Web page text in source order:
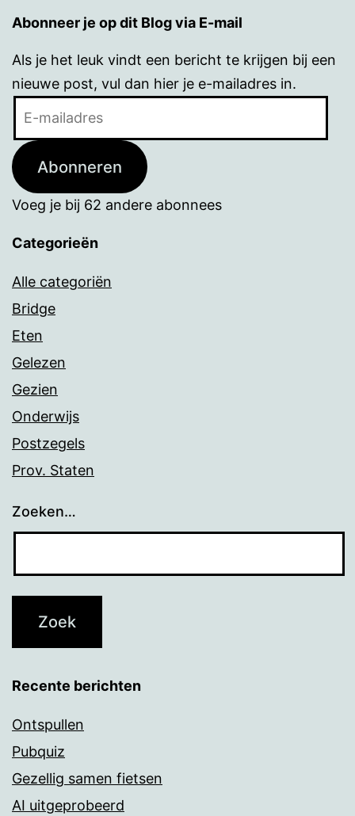
Abonneer je op dit Blog via E-mail
Als je het leuk vindt een bericht te krijgen bij een
nieuwe post, vul dan hier je e-mailadres in.
Abonneren
Voeg je bij 62 andere abonnees
Categorieën
Alle categoriën
Bridge
Eten
Gelezen
Gezien
Onderwijs
Postzegels
Prov. Staten
Zoeken…
Recente berichten
Ontspullen
Pubquiz
Gezellig samen fietsen
AI uitgeprobeerd